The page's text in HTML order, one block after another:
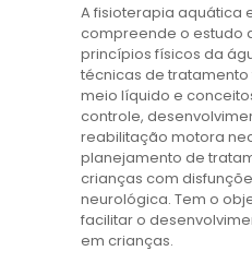
A fisioterapia aquática
compreende o estudo
princípios físicos da
técnicas de
meio líquido e
controle,
reabilitação motora
planejamento de
crianças com
neurológica. Tem o
facilitar o
em crianças.